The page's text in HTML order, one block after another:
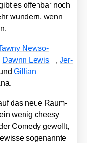
es offen­bar noch
wun­dern, wenn
News­o­
Dawnn Lewis ,Jer­
undGil­li­an
das neue Raum­
wenig chee­sy
Come­dy gewollt,
soge­nann­te